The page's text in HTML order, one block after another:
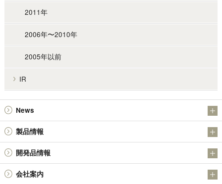
2011年
2006年〜2010年
2005年以前
IR
News
お知らせ
IR
製品情報
アンチモン製品
金属粉末製品（日本アトマイズ加工株式会社）
その他の製品
開発品情報
日本精鉱（株）の金属硫化物SULMICSシリーズの開発について
会社案内